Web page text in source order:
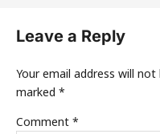
Leave a Reply
Your email address will not
marked *
Comment *